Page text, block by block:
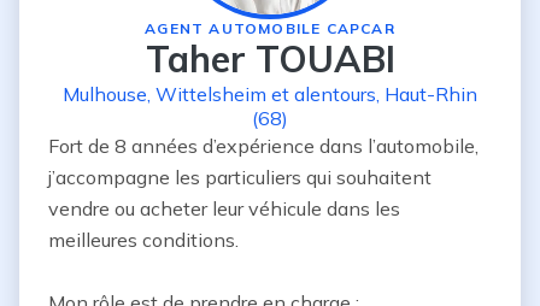
AGENT AUTOMOBILE CAPCAR
Taher TOUABI
Mulhouse, Wittelsheim et alentours, Haut-Rhin
(68)
Fort de 8 années d’expérience dans l’automobile,
j’accompagne les particuliers qui souhaitent
vendre ou acheter leur véhicule dans les
meilleures conditions.